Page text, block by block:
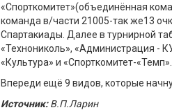
«Спорткомитет»(объединённая
команда в/части 21005-так же13
Спартакиады. Далее в турнирной
«Технониколь», «Администрация -
«Культура» и «Спорткомитет-«Темп».
Впереди ещё 9 видов, которые
Источник:В.П.Ларин